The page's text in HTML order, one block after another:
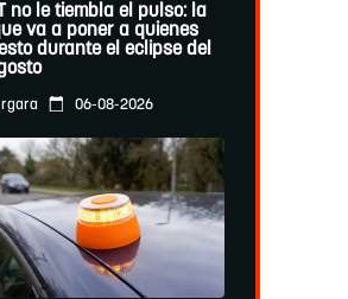
no le tiembla el pulso: la
va a poner a quienes
durante el eclipse del
06-08-2026